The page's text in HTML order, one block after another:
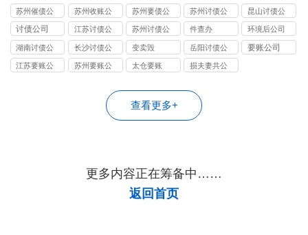
司
司
效
坛公司
阳公司
苏州催债公
司
苏州收账公
司
苏州要债公
司
苏州讨债公
司
昆山讨债公
司
讨债公司
江苏讨债公
司
苏州讨债公
司
件查办 环境后公司
湖南讨债公
司
长沙讨债公
司
变卖毁
岳阳讨债公
司
要账公司
江苏要账公
苏州要账公
太仓要账
损夫妻共公
查看更多+
更多内容正在筹备中……
返回首页